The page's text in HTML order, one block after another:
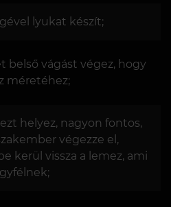
lyukat készít;
belső vágást végez, hogy
méretéhez;
helyez, nagyon fontos,
végezze el,
kerül vissza a lemez, ami